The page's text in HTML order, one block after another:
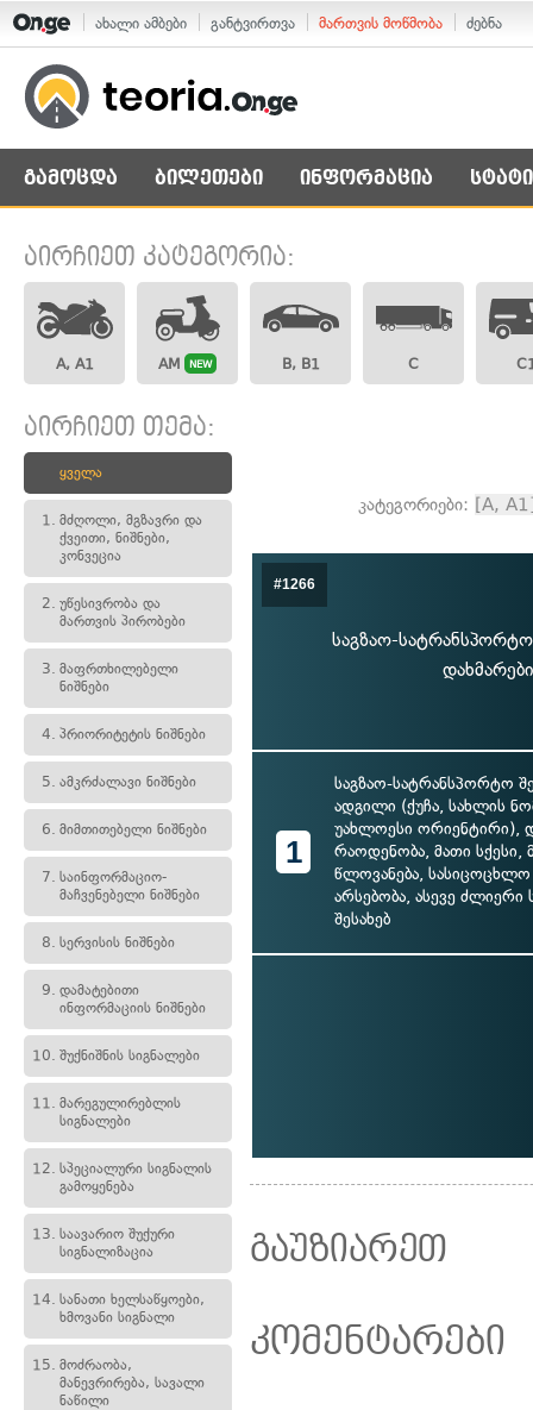
ახალი ამბები განტვირთვა მართვის მოწმობა ძებნა
გამოცდა ბილეთები ინფორმაცია
აირჩიეთ კატეგორია:
A, A1 AM NEW B, B1 C
აირჩიეთ თემა:
ყველა
1. მძღოლი, მგზავრი და
ქვეითი, ნიშნები,
კონვეცია
2. უწესივრობა და
მართვის პირობები
3. მაფრთხილებელი
ნიშნები
4. პრიორიტეტის ნიშნები
5. ამკრძალავი ნიშნები
6. მიმთითებელი ნიშნები
7. საინფორმაციო-
მაჩვენებელი ნიშნები
8. სერვისის ნიშნები
9. დამატებითი
ინფორმაციის ნიშნები
10. შუქნიშნის სიგნალები
11. მარეგულირებლის
სიგნალები
12. სპეციალური სიგნალის
გამოყენება
13. საავარიო შუქური
სიგნალიზაცია
14. სანათი ხელსაწყოები,
ხმოვანი სიგნალი
15. მოძრაობა,
მანევრირება, სავალი
ნაწილი
კატეგორიები: [A,
#1266
საგზაო-
1
საგზაო-სატრანსპორტო
ადგილი (ქუჩა, სახლის
უახლოესი ორიენტირი),
რაოდენობა, მათი სქესი,
წლოვანება, სასიცოცხლო
არსებობა, ასევე ძლიერი
შესახებ
გაუზიარეთ
კომენტარები